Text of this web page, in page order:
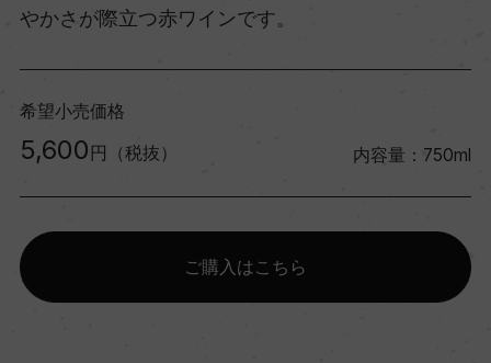
やかさが際立つ赤ワインです。
希望小売価格
5,600 円（税抜） 内容量：750ml
ご購入はこちら